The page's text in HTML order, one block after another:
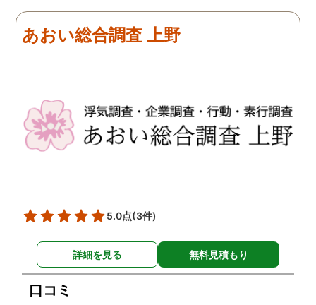
探偵に頼む事のない人生を
歩みますね(笑)
あおい総合調査 上野
5.0点(3件)
詳細を見る 無料見積もり
口コミ